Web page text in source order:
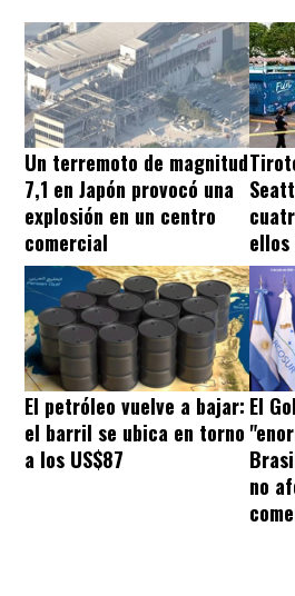
Un terremoto de magnitud
7,1 en Japón provocó una
explosión en un centro
comercial
ellos
El petróleo vuelve a bajar:
el barril se ubica en torno
a los US$87
El
no